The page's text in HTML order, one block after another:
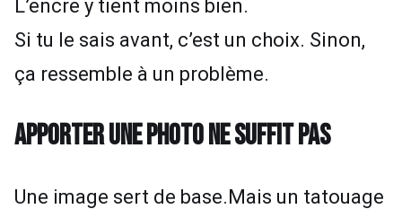
L’encre y tient moins bien.
Si tu le sais avant, c’est un choix. Sinon,
ça ressemble à un problème.
APPORTER UNE PHOTO NE SUFFIT PAS
Une image sert de base.Mais un tatouage